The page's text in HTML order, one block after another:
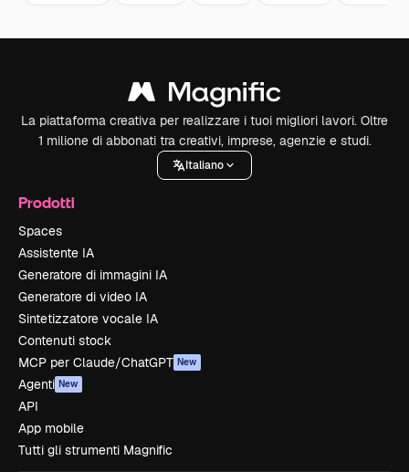
La piattaforma creativa per realizzare i tuoi migliori lavori. Oltre
1 milione di abbonati tra creativi, imprese, agenzie e studi.
Italiano
Prodotti
Spaces
Assistente IA
Generatore di immagini IA
Generatore di video IA
Sintetizzatore vocale IA
Contenuti stock
MCP per Claude/ChatGPT New
Agenti New
API
App mobile
Tutti gli strumenti Magnific